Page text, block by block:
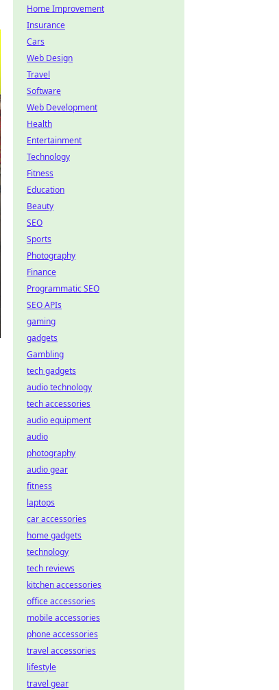
Home Improvement
Insurance
Cars
Web Design
Travel
Software
Web Development
Health
Entertainment
Technology
Fitness
Education
Beauty
SEO
Sports
Photography
Finance
Programmatic SEO
SEO APIs
gaming
gadgets
Gambling
tech gadgets
audio technology
tech accessories
audio equipment
audio
photography
audio gear
fitness
laptops
car accessories
home gadgets
technology
tech reviews
kitchen accessories
office accessories
mobile accessories
phone accessories
travel accessories
lifestyle
travel gear